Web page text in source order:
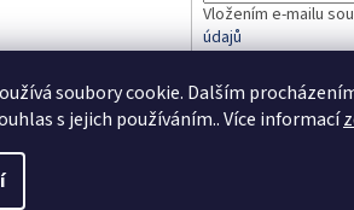
soubory cookie. Dalším
s jejich používáním.. Více informací
Vložením e-mailu
údajů
PŘIHLÁSIT SE